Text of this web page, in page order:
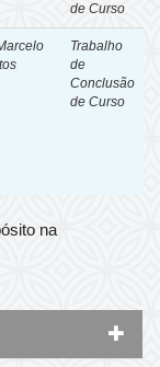
de Curso
Trabalho
de
Conclusão
de Curso
na